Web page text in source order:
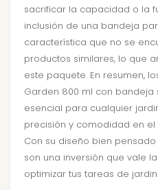
sacrificar la capacidad o la
inclusión de una bandeja
característica que no se
productos similares, lo que
este paquete. En resumen,
Garden 800 ml con bandeja
esencial para cualquier
precisión y comodidad en
Con su diseño bien
son una inversión que vale
optimizar tus tareas de